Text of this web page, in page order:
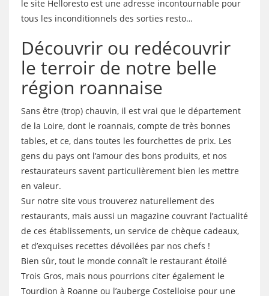
le site Helloresto est une adresse incontournable pour
tous les inconditionnels des sorties resto…
Découvrir ou redécouvrir
le terroir de notre belle
région roannaise
Sans être (trop) chauvin, il est vrai que le département
de la Loire, dont le roannais, compte de très bonnes
tables, et ce, dans toutes les fourchettes de prix. Les
gens du pays ont l’amour des bons produits, et nos
restaurateurs savent particulièrement bien les mettre
en valeur.
Sur notre site vous trouverez naturellement des
restaurants, mais aussi un magazine couvrant l’actualité
de ces établissements, un service de chèque cadeaux,
et d’exquises recettes dévoilées par nos chefs !
Bien sûr, tout le monde connaît le restaurant étoilé
Trois Gros, mais nous pourrions citer également le
Tourdion à Roanne ou l’auberge Costelloise pour une